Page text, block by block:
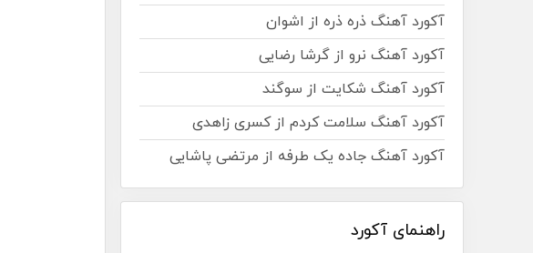
آکورد آهنگ ذره ذره از اشوان
آکورد آهنگ نرو از گرشا رضایی
آکورد آهنگ شکایت از سوگند
آکورد آهنگ سلامت کردم از کسری زاهدی
آکورد آهنگ جاده یک طرفه از مرتضی پاشایی
راهنمای آکورد